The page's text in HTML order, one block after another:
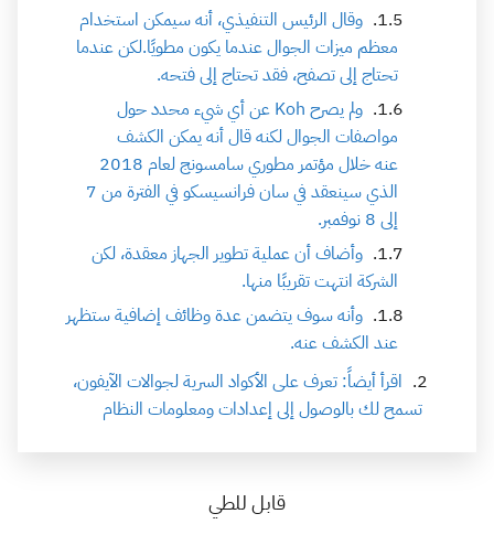
وقال الرئيس التنفيذي، أنه سيمكن استخدام
معظم ميزات الجوال عندما يكون مطويًا.لكن عندما
تحتاج إلى تصفح، فقد تحتاج إلى فتحه.
ولم يصرح Koh عن أي شيء محدد حول
مواصفات الجوال لكنه قال أنه يمكن الكشف
عنه خلال مؤتمر مطوري سامسونج لعام 2018
الذي سينعقد في سان فرانسيسكو في الفترة من 7
إلى 8 نوفمبر.
وأضاف أن عملية تطوير الجهاز معقدة، لكن
الشركة انتهت تقريبًا منها.
وأنه سوف يتضمن عدة وظائف إضافية ستظهر
عند الكشف عنه.
اقرأ أيضاً: تعرف على الأكواد السرية لجوالات الآيفون،
تسمح لك بالوصول إلى إعدادات ومعلومات النظام
قابل للطي